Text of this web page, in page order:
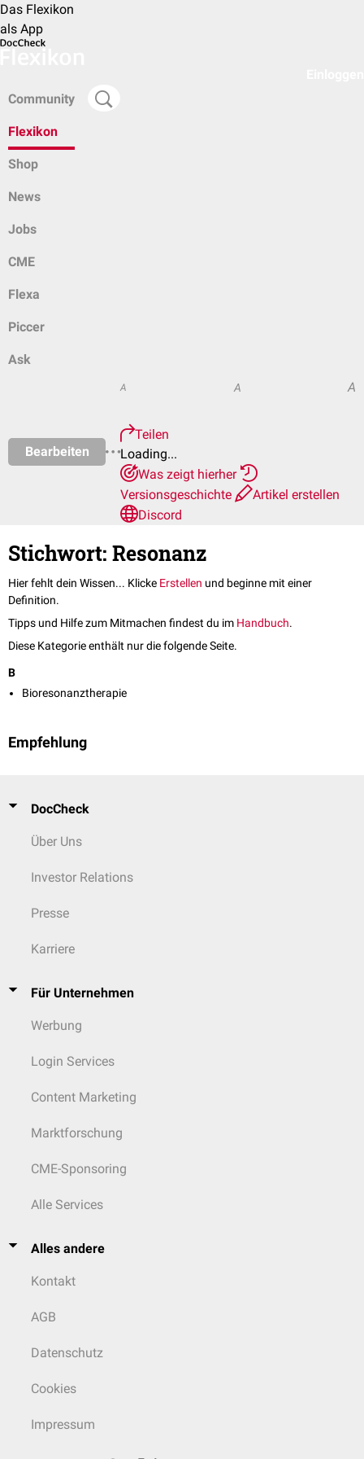
Das Flexikon
als App
Community
Flexikon
Shop
News
Jobs
CME
Flexa
Piccer
Ask
Bearbeiten
A A A
Teilen
Loading...
Was zeigt hierher
Versionsgeschichte
Artikel erstellen
Discord
Stichwort: Resonanz
Hier fehlt dein Wissen... Klicke Erstellen und beginne mit einer
Definition.
Tipps und Hilfe zum Mitmachen findest du im Handbuch.
Diese Kategorie enthält nur die folgende Seite.
B
Bioresonanztherapie
Empfehlung
DocCheck
Über Uns
Investor Relations
Presse
Karriere
Für Unternehmen
Werbung
Login Services
Content Marketing
Marktforschung
CME-Sponsoring
Alle Services
Alles andere
Kontakt
AGB
Datenschutz
Cookies
Impressum